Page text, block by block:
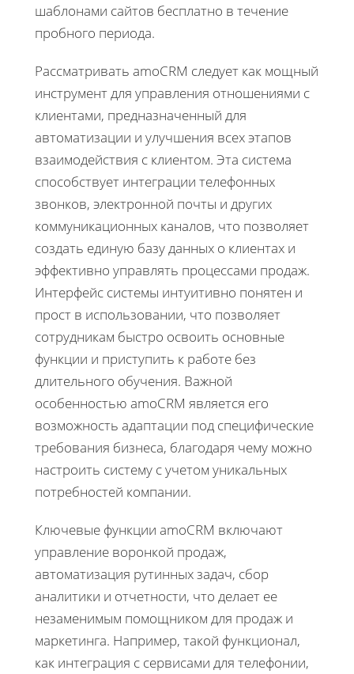
шаблонами сайтов бесплатно в течение
пробного периода.
Рассматривать amoCRM следует как мощный
инструмент для управления отношениями с
клиентами, предназначенный для
автоматизации и улучшения всех этапов
взаимодействия с клиентом. Эта система
способствует интеграции телефонных
звонков, электронной почты и других
коммуникационных каналов, что позволяет
создать единую базу данных о клиентах и
эффективно управлять процессами продаж.
Интерфейс системы интуитивно понятен и
прост в использовании, что позволяет
сотрудникам быстро освоить основные
функции и приступить к работе без
длительного обучения. Важной
особенностью amoCRM является его
возможность адаптации под специфические
требования бизнеса, благодаря чему можно
настроить систему с учетом уникальных
потребностей компании.
Ключевые функции amoCRM включают
управление воронкой продаж,
автоматизация рутинных задач, сбор
аналитики и отчетности, что делает ее
незаменимым помощником для продаж и
маркетинга. Например, такой функционал,
как интеграция с сервисами для телефонии,